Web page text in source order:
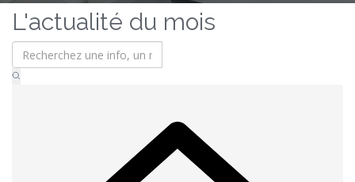
L'actualité du mois